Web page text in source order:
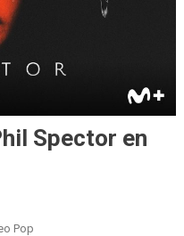
Spector en
Pop